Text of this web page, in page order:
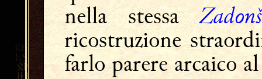
nella stessa
ricostruzione
farlo parere arcaico